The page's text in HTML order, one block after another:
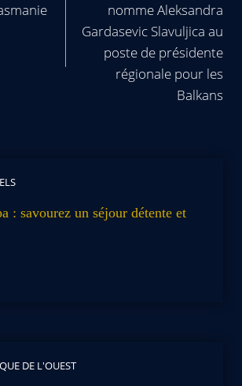
nomme Aleksandra
Gardasevic Slavuljica au
poste de présidente
régionale pour les
Balkans
: savourez un séjour détente et
DE L'OUEST